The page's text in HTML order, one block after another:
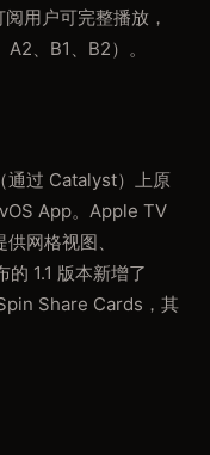
用户可完整播放，
、B1、B2）。
过 Catalyst）上原
App。Apple TV
网格视图、
1.1 版本新增了
Share Cards，其